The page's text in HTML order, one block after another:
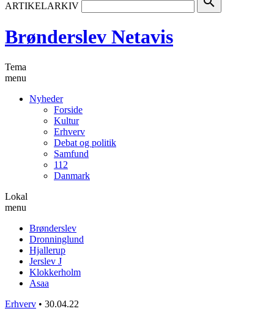
ARTIKELARKIV
Brønderslev Netavis
Tema
menu
Nyheder
Forside
Kultur
Erhverv
Debat og politik
Samfund
112
Danmark
Lokal
menu
Brønderslev
Dronninglund
Hjallerup
Jerslev J
Klokkerholm
Asaa
Erhverv • 30.04.22